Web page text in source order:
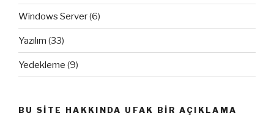
Windows Server(6)
Yazılım (33)
Yedekleme (9)
BU SITE HAKKINDA UFAK BIR AÇIKLAMA